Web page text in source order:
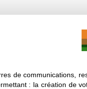
de communications,
: la création de
bien chaude
l’excès de
lentilles.